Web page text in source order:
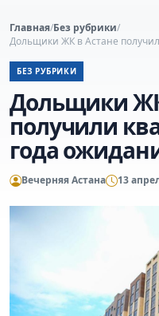
Главная/Без рубрики/
Дольщики ЖК в Астане
БЕЗ РУБРИКИ
Дольщики
получили
года
Вечерняя Астана 13